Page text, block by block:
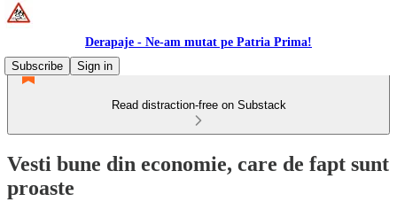
Derapaje - Ne-am mutat pe Patria Prima!
Subscribe
Sign in
Read distraction-free on Substack
Vesti bune din economie, care de fapt sunt
proaste